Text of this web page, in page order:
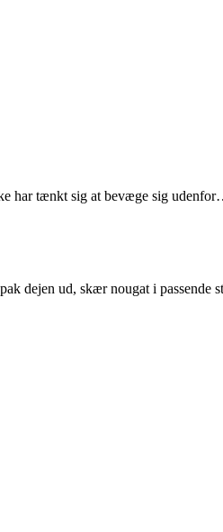
har tænkt sig at bevæge sig
dejen ud, skær nougat i passende